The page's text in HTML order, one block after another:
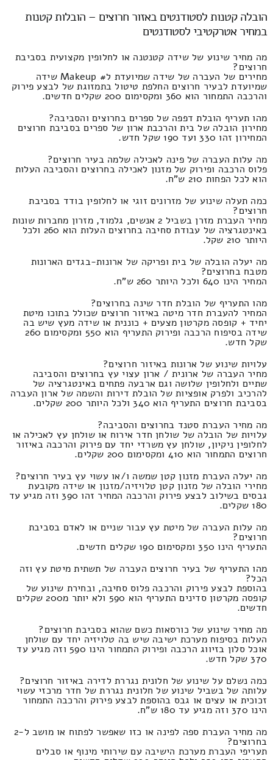
הובלה קטנות לסטודנטים באזור חרוצים – הובלות קטנות
במחיר אטרקטיבי לסטודנטים
מה מחיר שינוע של שידה קטנטנה או לחלופין מקצועית בסביבת
חרוצים?
מחירים של העברה של שידה שמיועדת ל# Makeup שידה
שמיועדת לבעיר חרוצים החלפת טיטול בתמזוגת של לבצע פירוק
והרכבה התמחור הוא 360 ומקסימום 200 שקלים חדשים.
מהו תעריף הובלת דפפה של ספרים בחרוצים והסביבה?
מחירון הובלה של בית והרכבת ארון של ספרים בסביבת חרוצים
המחירון זהו 330 ועד 190 שקל חדש.
מה עלות העברה של פינה לאכילה שלמה בעיר חרוצים?
פלוס הרכבה ופירוק של מזנון לאכילה בחרוצים והסביבה העלות
הוא לכל הפחות 210 ש"ח.
כמה תעלה שינוע של מזרונים זוגי או לחלופין בודד בסביבת
חרוצים?
מחיר העברת מזרן בשביל 2 אנשים, גלמוד, מזרון מחברות שונות
באינטגרציה של עבודת סחיבה בחרוצים העלות הוא 260 ולכל
היותר 210 שקל.
מה יעלה הובלה של בית ופריקה של ארונות-בגדים הארונות
מטבח בחרוצים?
המחיר הינו 640 ולכל היותר 260 ש"ח.
מהו התעריף של הובלת חדר שינה בחרוצים?
המחיר להעברת חדר מיטה באיזור חרוצים שכולל בתוכו מיטת
יחיד + קופסה מקרטון מצעים + כוננית או שידה מעץ שיש בה
שידה בסיפוח הרכבה ופירוק התעריף הוא 550 ומקסימום 260
שקל חדש.
עלויות שינוע של ארונות באיזור חרוצים?
מחיר העברה של ארונית / ארון עצוי עץ בחרוצים והסביבה
שתיים ולחלופין שלושה וגם ארבעה פתחים באינטגרציה של
להרכיב ולפרק אופציות של הובלת דירות והשמה של ארון העברה
בסביבת חרוצים התעריף הוא 340 ולכל היותר 200 שקלים.
מה מחיר העברת סטנד בחרוצים והסביבה?
עלויות של הובלה של שולחן חדר אירוח או שולחן עץ לאכילה או
לחלופין ניקיון, שולחן עץ משרדי יחד עם פירוק והרכבה באיזור
חרוצים התמחור הוא 410 ומקסימום 200 שקלים.
מה יעלה העברת מזנון קטן שמשה ו/או עשוי עץ בעיר חרוצים?
מחירי הובלה של מזנון קטן טלויזיה/מזנון או שידה מקובעת
גבסים בשילוב לבצע פירוק והרכבה המחיר זהו 390 וזה מגיע עד
180 שקלים.
מה עלות העברה של מיטת עץ עבור שניים או לאדם בסביבת
חרוצים?
התעריף הינו 350 ומקסימום 190 שקלים חדשים.
מהו התעריף של בעיר חרוצים העברה של תשתית מיטת עץ וזה
הכל?
בהוספת לבצע פירוק והרכבה פלוס סחיבה, ובחירת שינוע של
קופסה מקרטון סדינים התעריף הוא 590 ולא יותר מ200 שקלים
חדשים.
מה מחיר שינוע של כורסאות כשם שהוא בסביבת חרוצים?
העלות בסיפוח מערכת ישיבה שיש בה טלויזיה יחד עם שולחן
אוכל סלון בזיווג הרכבה ופירוק התמחור הינו 590 וזה מגיע עד
370 שקל חדש.
כמה נשלם על שינוע של חלונית נגררת לדירה באיזור חרוצים?
עלותה של בשביל שינוע של חלונית נגררת של חדר מרכזי עשוי
זכוכית או עצים או גבס בהוספת לבצע פירוק והרכבה התמחור
הינו 370 וזה מגיע עד 180 ש"ח.
מה מחיר העברת ספה לפינה או כזו שאפשר לפתוח או מושב ל-2
בחרוצים?
תעריפי העברת מערכת הישיבה עם שירותי מינוף או סבלים